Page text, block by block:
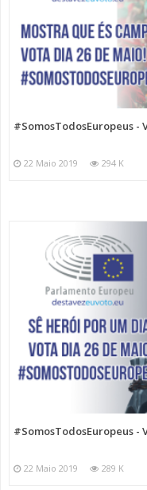
#SomosTodosEuropeus -
22 Maio 2019 294 K
#SomosTodosEuropeus -
22 Maio 2019 289 K